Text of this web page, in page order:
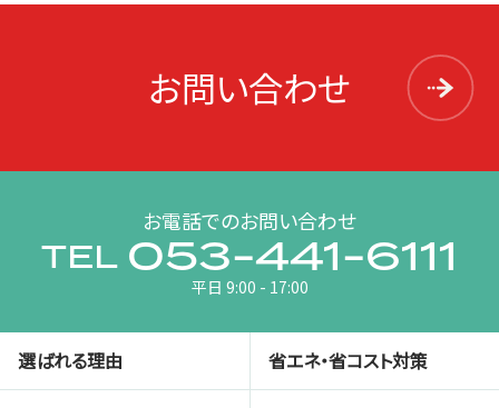
お問い合わせ
お電話でのお問い合わせ
TEL 053-441-6111
平日 9:00 - 17:00
選ばれる理由 省エネ・省コスト対策